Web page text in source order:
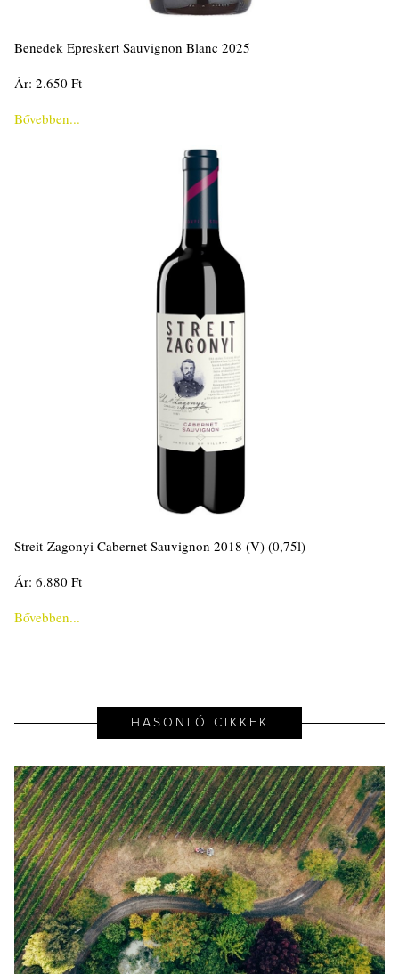
Benedek Epreskert Sauvignon Blanc 2025
Ár: 2.650 Ft
Bővebben...
Streit-Zagonyi Cabernet Sauvignon 2018 (V) (0,75l)
Ár: 6.880 Ft
Bővebben...
HASONLÓ CIKKEK